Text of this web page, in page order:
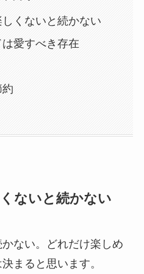
くないと続かない
愛すべき存在
ないと続かない
ない。どれだけ楽しめ
まると思います。